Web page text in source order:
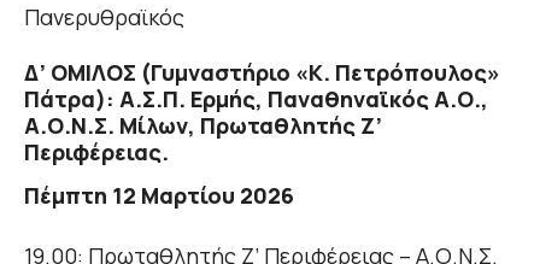
Πανερυθραϊκός
Δ’ ΟΜΙΛΟΣ (Γυμναστήριο «Κ. Πετρόπουλος»
Πάτρα): Α.Σ.Π. Ερμής, Παναθηναϊκός Α.Ο.,
Α.Ο.Ν.Σ. Μίλων, Πρωταθλητής Ζ’
Περιφέρειας.
Πέμπτη 12 Μαρτίου 2026
19.00: Πρωταθλητής Ζ’ Περιφέρειας – Α.Ο.Ν.Σ.